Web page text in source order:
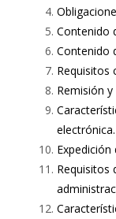
Contenido
Contenido
Requisitos
Remisión
electrónica.
Requisitos